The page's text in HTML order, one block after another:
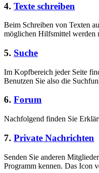
4. Texte schreiben
Beim Schreiben von Texten
möglichen Hilfsmittel werden
5. Suche
Im Kopfbereich jeder Seite
Benutzen Sie also die
6. Forum
Nachfolgend finden Sie
7. Private Nachrichten
Senden Sie anderen
Programm kennen. Das Icon